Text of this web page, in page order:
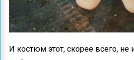
И костюм этот, скорее всего, не